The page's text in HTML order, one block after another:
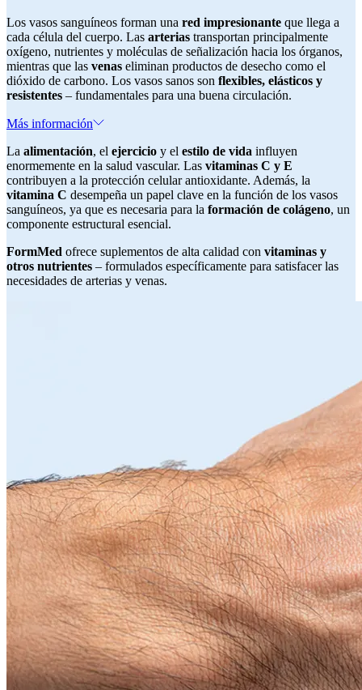
Los vasos sanguíneos forman una red impresionante que llega a
cada célula del cuerpo. Las arterias transportan principalmente
oxígeno, nutrientes y moléculas de señalización hacia los órganos,
mientras que las venas eliminan productos de desecho como el
dióxido de carbono. Los vasos sanos son flexibles, elásticos y
resistentes – fundamentales para una buena circulación.
Más información
La alimentación, el ejercicio y el estilo de vida influyen
enormemente en la salud vascular. Las vitaminas C y E
contribuyen a la protección celular antioxidante. Además, la
vitamina C desempeña un papel clave en la función de los vasos
sanguíneos, ya que es necesaria para la formación de colágeno, un
componente estructural esencial.
FormMed ofrece suplementos de alta calidad con vitaminas y
otros nutrientes – formulados específicamente para satisfacer las
necesidades de arterias y venas.